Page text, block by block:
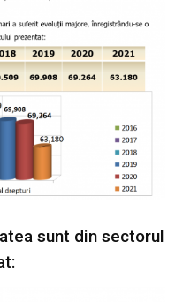
sunt din sectorul